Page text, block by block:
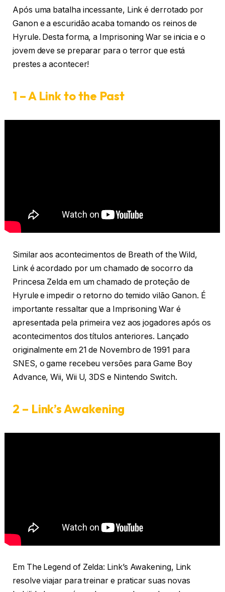
Após uma batalha incessante, Link é derrotado por
Ganon e a escuridão acaba tomando os reinos de
Hyrule. Desta forma, a Imprisoning War se inicia e o
jovem deve se preparar para o terror que está
prestes a acontecer!
1 – A Link to the Past
Similar aos acontecimentos de Breath of the Wild,
Link é acordado por um chamado de socorro da
Princesa Zelda em um chamado de proteção de
Hyrule e impedir o retorno do temido vilão Ganon. É
importante ressaltar que a Imprisoning War é
apresentada pela primeira vez aos jogadores após os
acontecimentos dos títulos anteriores. Lançado
originalmente em 21 de Novembro de 1991 para
SNES, o game recebeu versões para Game Boy
Advance, Wii, Wii U, 3DS e Nintendo Switch.
2 – Link’s Awakening
Em The Legend of Zelda: Link’s Awakening, Link
resolve viajar para treinar e praticar suas novas